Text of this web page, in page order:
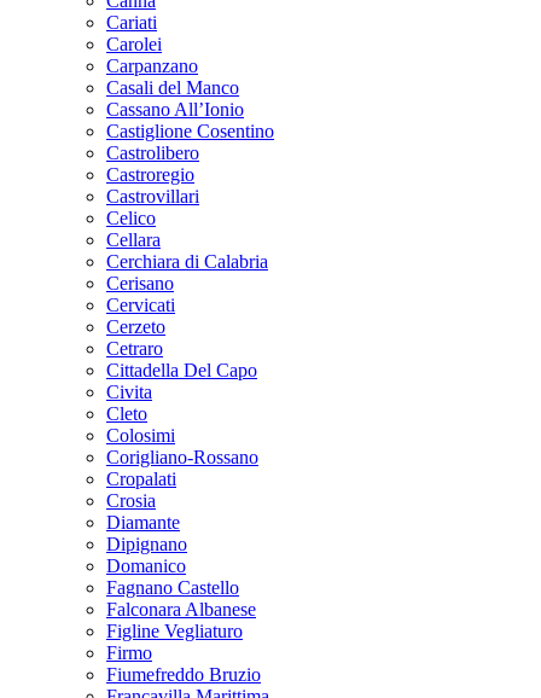
Cariati
Carolei
Carpanzano
Casali del Manco
Cassano All’Ionio
Castiglione Cosentino
Castrolibero
Castroregio
Castrovillari
Celico
Cellara
Cerchiara di Calabria
Cerisano
Cervicati
Cerzeto
Cetraro
Cittadella Del Capo
Civita
Cleto
Colosimi
Corigliano-Rossano
Cropalati
Crosia
Diamante
Dipignano
Domanico
Fagnano Castello
Falconara Albanese
Figline Vegliaturo
Firmo
Fiumefreddo Bruzio